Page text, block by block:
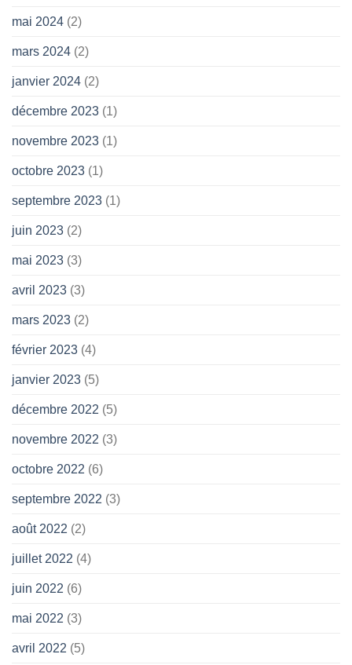
mai 2024 (2)
mars 2024 (2)
janvier 2024 (2)
décembre 2023 (1)
novembre 2023 (1)
octobre 2023 (1)
septembre 2023 (1)
juin 2023 (2)
mai 2023 (3)
avril 2023 (3)
mars 2023 (2)
février 2023 (4)
janvier 2023 (5)
décembre 2022 (5)
novembre 2022 (3)
octobre 2022 (6)
septembre 2022 (3)
août 2022 (2)
juillet 2022 (4)
juin 2022 (6)
mai 2022 (3)
avril 2022 (5)